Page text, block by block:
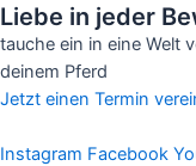
Liebe in jeder
tauche ein in eine Welt
deinem Pferd
Jetzt einen Termin
Instagram Facebook